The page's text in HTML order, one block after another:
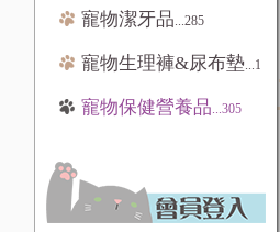
寵物潔牙品...285
寵物生理褲&尿布墊...12
寵物保健營養品...305